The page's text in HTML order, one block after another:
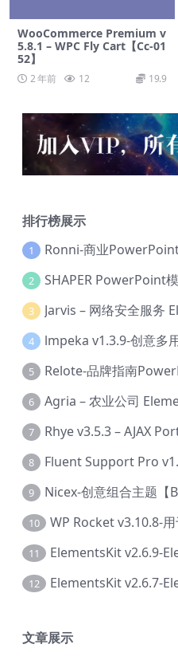
WooCommerce Premium v​​
5.8.1 – WPC Fly Cart【Cc-01
52】
2 年前 12 19.9
排行榜展示
1 Ronni-商业PowerPoint
2 SHAPER PowerPoint
3
4
5 Relote-品牌指南
6
7
8
9 Nicex-创意组合主题【
10
11 ElementsKit v2.6.9-
12 ElementsKit v2.6.7-
文章展示